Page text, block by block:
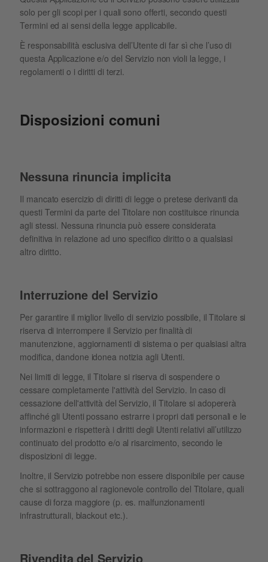
solo per gli scopi per i quali sono offerti, secondo questi
Termini ed ai sensi della legge applicabile.
È responsabilità esclusiva dell’Utente di far sì che l’uso di
questa Applicazione e/o del Servizio non violi la legge, i
regolamenti o i diritti di terzi.
Disposizioni comuni
Nessuna rinuncia implicita
Il mancato esercizio di diritti di legge o pretese derivanti da
questi Termini da parte del Titolare non costituisce rinuncia
agli stessi. Nessuna rinuncia può essere considerata
definitiva in relazione ad uno specifico diritto o a qualsiasi
altro diritto.
Interruzione del Servizio
Per garantire il miglior livello di servizio possibile, il Titolare si
riserva di interrompere il Servizio per finalità di
manutenzione, aggiornamenti di sistema o per qualsiasi altra
modifica, dandone idonea notizia agli Utenti.
Nei limiti di legge, il Titolare si riserva di sospendere o
cessare completamente l'attività del Servizio. In caso di
cessazione dell'attività del Servizio, il Titolare si adopererà
affinché gli Utenti possano estrarre i propri dati personali e le
informazioni e rispetterà i diritti degli Utenti relativi all’utilizzo
continuato del prodotto e/o al risarcimento, secondo le
disposizioni di legge.
Inoltre, il Servizio potrebbe non essere disponibile per cause
che si sottraggono al ragionevole controllo del Titolare, quali
cause di forza maggiore (p. es. malfunzionamenti
infrastrutturali, blackout etc.).
Rivendita del Servizio